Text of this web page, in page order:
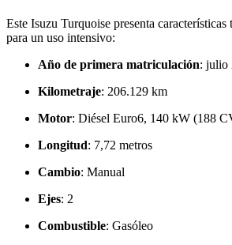
Este Isuzu Turquoise presenta características
para un uso intensivo:
Año de primera matriculación: julio
Kilometraje: 206.129 km
Motor: Diésel Euro6, 140 kW (188
Longitud: 7,72 metros
Cambio: Manual
Ejes: 2
Combustible: Gasóleo